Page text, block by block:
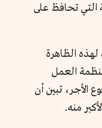
التي تحافظ على
الظاهرة
العمل
الأجر، تبين أن
منه.